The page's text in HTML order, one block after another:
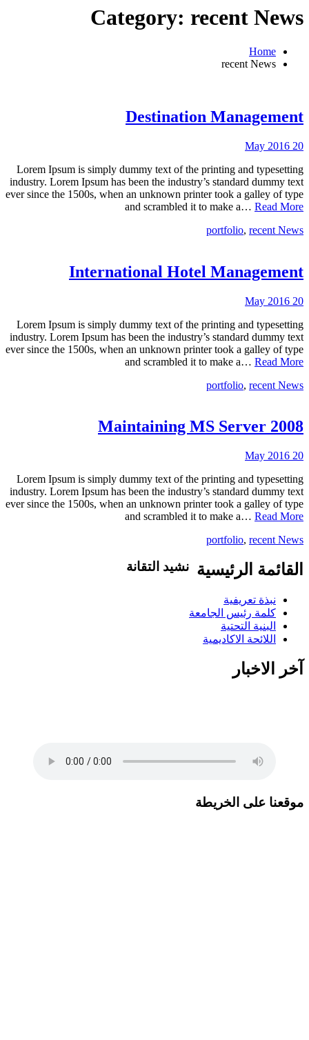
Category: recent News
Home
recent News
Destination Management
20 May 2016
Lorem Ipsum is simply dummy text of the printing and typesetting
industry. Lorem Ipsum has been the industry’s standard dummy text
ever since the 1500s, when an unknown printer took a galley of type
and scrambled it to make a… Read More
portfolio, recent News
International Hotel Management
20 May 2016
Lorem Ipsum is simply dummy text of the printing and typesetting
industry. Lorem Ipsum has been the industry’s standard dummy text
ever since the 1500s, when an unknown printer took a galley of type
and scrambled it to make a… Read More
portfolio, recent News
Maintaining MS Server 2008
20 May 2016
Lorem Ipsum is simply dummy text of the printing and typesetting
industry. Lorem Ipsum has been the industry’s standard dummy text
ever since the 1500s, when an unknown printer took a galley of type
and scrambled it to make a… Read More
portfolio, recent News
القائمة الرئيسية
نبذة تعريفية
كلمة رئيس الجامعة
البنية التحتية
اللائحة الاكاديمية
آخر الاخبار
نشيد التقانة
موقعنا على الخريطة